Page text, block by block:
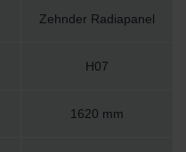
Zehnder Radiapanel
H07
1620 mm